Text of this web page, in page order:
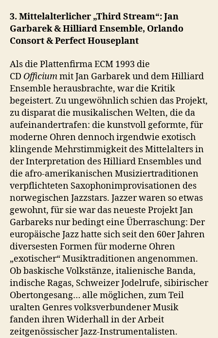
3. Mittelalterlicher „Third Stream“: Jan
Garbarek & Hilliard Ensemble, Orlando
Consort & Perfect Houseplant
Als die Plattenfirma ECM 1993 die
CD Officiummit Jan Garbarek und dem Hilliard
Ensemble herausbrachte, war die Kritik
begeistert. Zu ungewöhnlich schien das Projekt,
zu disparat die musikalischen Welten, die da
aufeinandertrafen: die kunstvoll geformte, für
moderne Ohren dennoch irgendwie exotisch
klingende Mehrstimmigkeit des Mittelalters in
der Interpretation des Hilliard Ensembles und
die afro-amerikanischen Musiziertraditionen
verpflichteten Saxophonimprovisationen des
norwegischen Jazzstars. Jazzer waren so etwas
gewohnt, für sie war das neueste Projekt Jan
Garbareks nur bedingt eine Überraschung: Der
europäische Jazz hatte sich seit den 60er Jahren
diversesten Formen für moderne Ohren
„exotischer“ Musiktraditionen angenommen.
Ob baskische Volkstänze, italienische Banda,
indische Ragas, Schweizer Jodelrufe, sibirischer
Obertongesang… alle möglichen, zum Teil
uralten Genres volksverbundener Musik
fanden ihren Widerhall in der Arbeit
zeitgenössischer Jazz-Instrumentalisten.